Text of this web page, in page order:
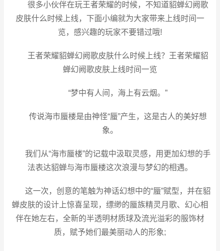
很多小伙伴在玩王者荣耀的时候，不知道貂蝉幻阙歌
皮肤什么时候上线，下面小编就为大家带来上线时间一
览，感兴趣的玩家不要错过哦!
王者荣耀貂蝉幻阙歌皮肤什么时候上线？王者荣耀貂
蝉幻阙歌皮肤上线时间一览
“梦中有人间，海上有云烟。”
传说海市蜃楼是由神怪“蜃”产生，这是古人的美好想
象。
我们从“海市蜃楼”的记载中汲取灵感，用更加幻想的手
法表达貂蝉与海市蜃楼这次浪漫与梦幻的相遇。
这一次，创意的笔触为神话幻想中的“蜃”赋型，并在貂
蝉皮肤的设计上惊喜呈现，缥缈的蜃族精灵月歌、幻心相
伴在她左右，全新的半透明材质球及流光溢彩的服饰材
质，赋予她们最美丽动人的形象;